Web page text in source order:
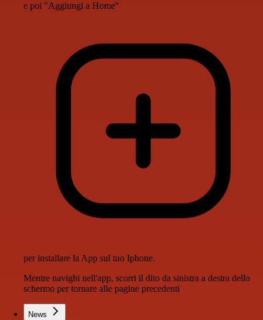
e poi "Aggiungi a Home"
per installare la App sul tuo Iphone.
Mentre navighi nell'app, scorri il dito da sinistra a destra dello
schermo per tornare alle pagine precedenti
News